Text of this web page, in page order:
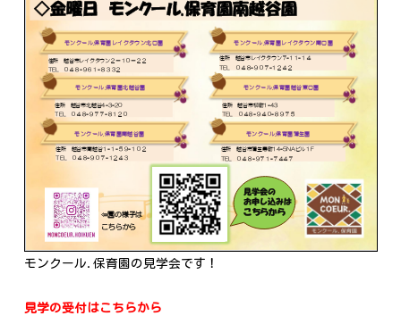
モンクール.保育園の見学会です！
見学の受付はこちらから